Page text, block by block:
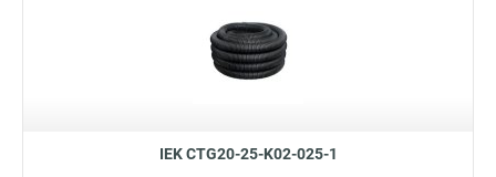
IEK CTG20-25-K02-025-1